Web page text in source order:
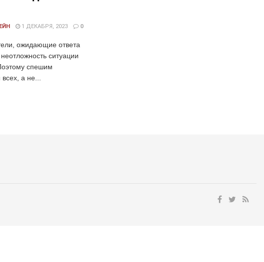
1 ДЕКАБРЯ, 2023 0
ожидающие ответа
ситуации
спешим
а не...